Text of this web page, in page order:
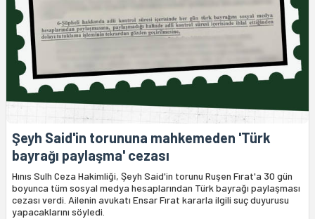
Şeyh Said'in torununa mahkemeden 'Türk
bayrağı paylaşma' cezası
Hınıs Sulh Ceza Hakimliği, Şeyh Said'in torunu Ruşen Fırat'a 30 gün
boyunca tüm sosyal medya hesaplarından Türk bayrağı paylaşması
cezası verdi. Ailenin avukatı Ensar Fırat kararla ilgili suç duyurusu
yapacaklarını söyledi.